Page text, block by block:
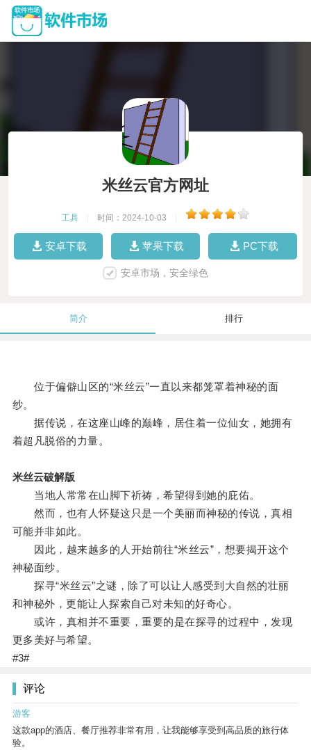
米丝云官方网址
工具 时间：2024-10-03
安卓下载 苹果下载 PC下载
安卓市场，安全绿色
简介 排行
位于偏僻山区的“米丝云”一直以来都笼罩着神秘的面
纱。
据传说，在这座山峰的巅峰，居住着一位仙女，她拥有
着超凡脱俗的力量。
米丝云破解版
当地人常常在山脚下祈祷，希望得到她的庇佑。
然而，也有人怀疑这只是一个美丽而神秘的传说，真相
可能并非如此。
因此，越来越多的人开始前往“米丝云”，想要揭开这个
神秘面纱。
探寻“米丝云”之谜，除了可以让人感受到大自然的壮丽
和神秘外，更能让人探索自己对未知的好奇心。
或许，真相并不重要，重要的是在探寻的过程中，发现
更多美好与希望。
#3#
评论
游客
这款app的酒店、餐厅推荐非常有用，让我能够享受到高品质的旅行体
验。